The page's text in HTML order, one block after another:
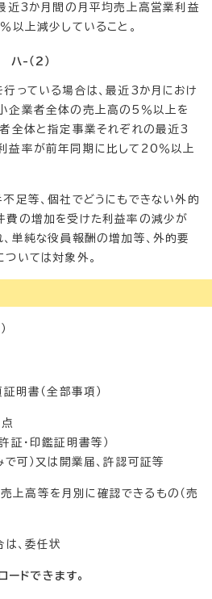
近3か月間の月平均売上高営業利益
以上減少していること。
ハ-（2）
っている場合は、最近3か月におけ
企業者全体の売上高の5％以上を
者全体と指定事業それぞれの最近3
益率が前年同期に比して20％以上
足等、個社でどうにもできない外的
費の増加を受けた利益率の減少が
単純な役員報酬の増加等、外的要
いては対象外。
明書（全部事項）
証・印鑑証明書等）
可）又は開業届、許認可証等
売上高等を月別に確認できるもの（売
は、委任状
ードできます。